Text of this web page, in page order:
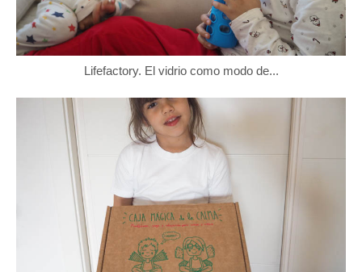
Lifefactory. El vidrio como modo de...